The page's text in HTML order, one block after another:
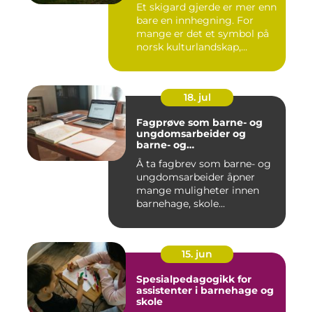
Et skigard gjerde er mer enn
bare en innhegning. For
mange er det et symbol på
norsk kulturlandskap,...
18. jul
Fagprøve som barne- og
ungdomsarbeider og
barne- og
ungdomsarbeiderfaget VG
Å ta fagbrev som barne- og
ungdomsarbeider åpner
mange muligheter innen
barnehage, skole...
15. jun
Spesialpedagogikk for
assistenter i barnehage og
skole